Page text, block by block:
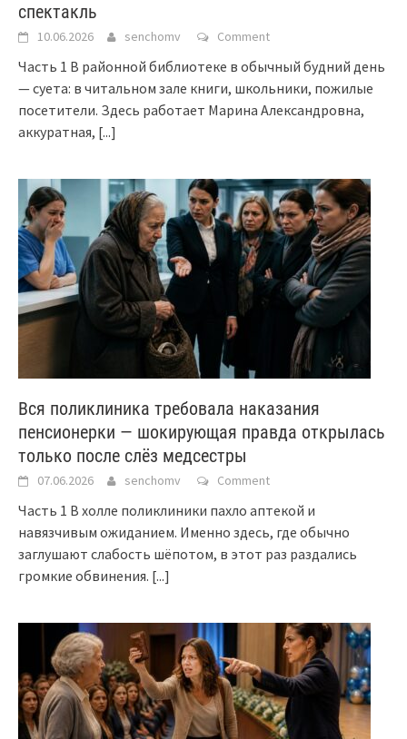
спектакль
10.06.2026 senchomv Comment
Часть 1 В районной библиотеке в обычный будний день
— суета: в читальном зале книги, школьники, пожилые
посетители. Здесь работает Марина Александровна,
аккуратная, [...]
Вся поликлиника требовала наказания
пенсионерки — шокирующая правда открылась
только после слёз медсестры
07.06.2026 senchomv Comment
Часть 1 В холле поликлиники пахло аптекой и
навязчивым ожиданием. Именно здесь, где обычно
заглушают слабость шёпотом, в этот раз раздались
громкие обвинения. [...]